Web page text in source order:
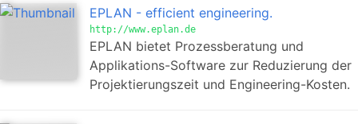
EPLAN - efficient engineering.
http://www.eplan.de
EPLAN bietet Prozessberatung und
Applikations-Software zur Reduzierung der
Projektierungszeit und Engineering-Kosten.